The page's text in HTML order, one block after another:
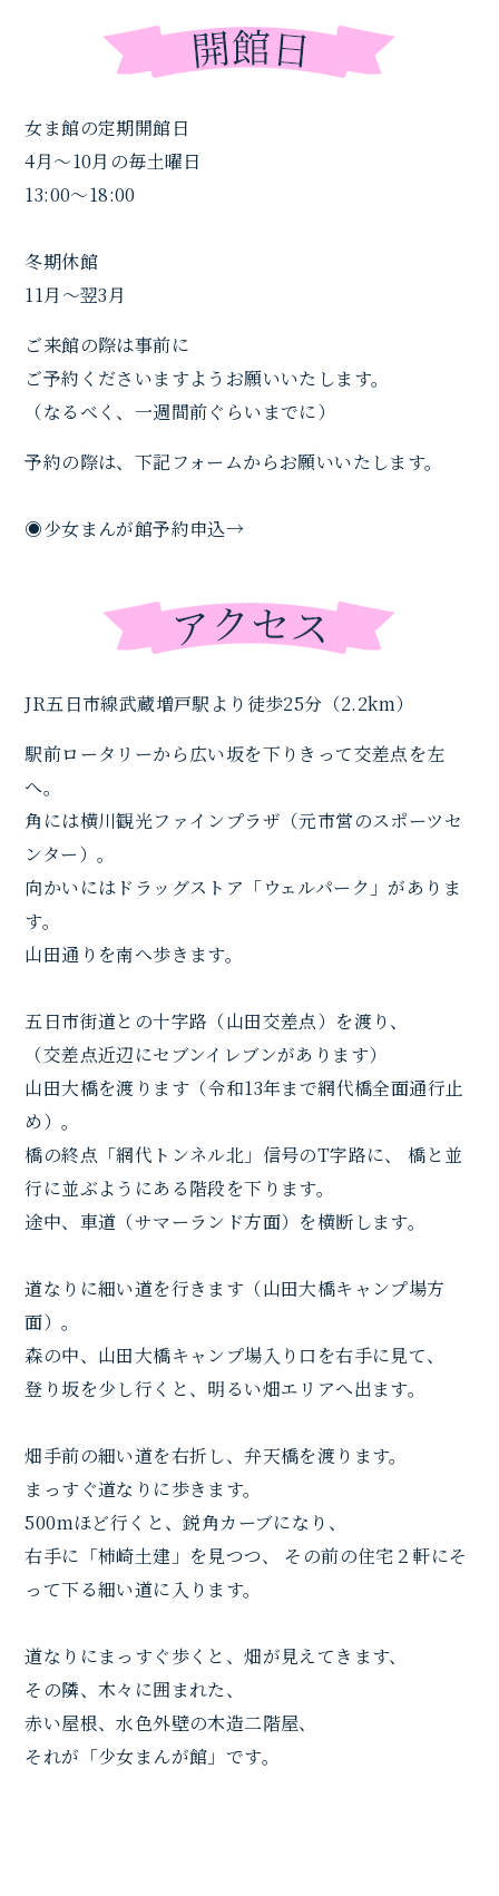
女ま館の定期開館日
4月〜10月の毎土曜日
13:00〜18:00
冬期休館
11月〜翌3月
ご来館の際は事前に
ご予約くださいますようお願いいたします。
（なるべく、一週間前ぐらいまでに）
予約の際は、下記フォームからお願いいたします。
◉少女まんが館予約申込→
JR五日市線武蔵増戸駅より徒歩25分（2.2km）
駅前ロータリーから広い坂を下りきって交差点を左
へ。
角には横川観光ファインプラザ（元市営のスポーツセ
ンター）。
向かいにはドラッグストア「ウェルパーク」がありま
す。
山田通りを南へ歩きます。
五日市街道との十字路（山田交差点）を渡り、
（交差点近辺にセブンイレブンがあります）
山田大橋を渡ります（令和13年まで網代橋全面通行止
め）。
橋の終点「網代トンネル北」信号のT字路に、 橋と並
行に並ぶようにある階段を下ります。
途中、車道（サマーランド方面）を横断します。
道なりに細い道を行きます（山田大橋キャンプ場方
面）。
森の中、山田大橋キャンプ場入り口を右手に見て、
登り坂を少し行くと、明るい畑エリアへ出ます。
畑手前の細い道を右折し、弁天橋を渡ります。
まっすぐ道なりに歩きます。
500mほど行くと、鋭角カーブになり、
右手に「柿崎土建」を見つつ、 その前の住宅２軒にそ
って下る細い道に入ります。
道なりにまっすぐ歩くと、畑が見えてきます、
その隣、木々に囲まれた、
赤い屋根、水色外壁の木造二階屋、
それが「少女まんが館」です。